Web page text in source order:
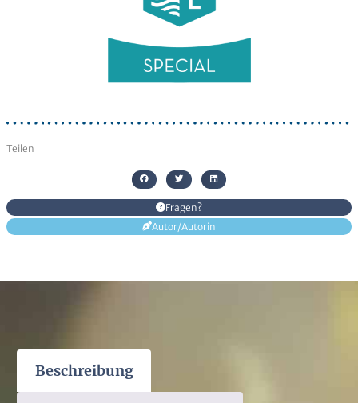
Teilen
Fragen?
Senden
Alternative:
Autor/Autorin
Beschreibung